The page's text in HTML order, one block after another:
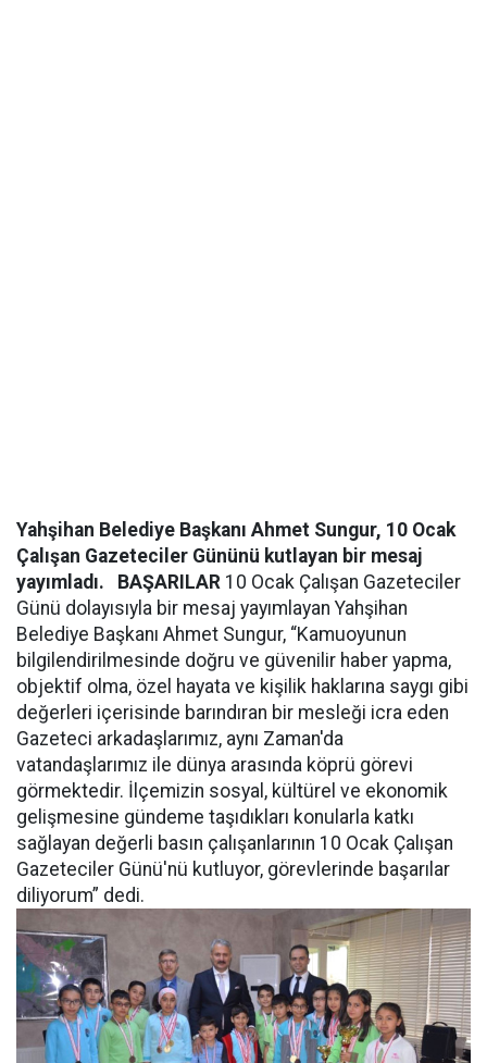
Yahşihan Belediye Başkanı Ahmet Sungur, 10 Ocak
Çalışan Gazeteciler Gününü kutlayan bir mesaj
yayımladı.
BAŞARILAR 10 Ocak Çalışan Gazeteciler
Günü dolayısıyla bir mesaj yayımlayan Yahşihan
Belediye Başkanı Ahmet Sungur, “Kamuoyunun
bilgilendirilmesinde doğru ve güvenilir haber yapma,
objektif olma, özel hayata ve kişilik haklarına saygı gibi
değerleri içerisinde barındıran bir mesleği icra eden
Gazeteci arkadaşlarımız, aynı Zaman'da
vatandaşlarımız ile dünya arasında köprü görevi
görmektedir. İlçemizin sosyal, kültürel ve ekonomik
gelişmesine gündeme taşıdıkları konularla katkı
sağlayan değerli basın çalışanlarının 10 Ocak Çalışan
Gazeteciler Günü'nü kutluyor, görevlerinde başarılar
diliyorum” dedi.